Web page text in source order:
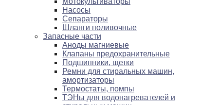
Насосы
Сепараторы
Шланги поливочные
Запасные части
Аноды магниевые
Клапаны предохранительные
Подшипники, щетки
Ремни для стиральных машин,
амортизаторы
Термостаты, помпы
ТЭНы для водонагревателей и